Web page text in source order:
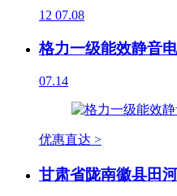
12 07.08
格力一级能效静音
07.14
优惠直达 >
甘肃省陇南徽县田